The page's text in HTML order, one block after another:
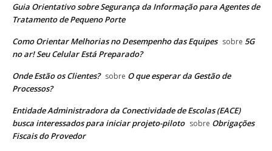
Guia Orientativo sobre Segurança da Informação para Agentes de
Tratamento de Pequeno Porte
Como Orientar Melhorias no Desempenho das Equipes sobre 5G
no ar! Seu Celular Está Preparado?
Onde Estão os Clientes? sobre O que esperar da Gestão de
Processos?
Entidade Administradora da Conectividade de Escolas (EACE)
busca interessados para iniciar projeto-piloto sobre Obrigações
Fiscais do Provedor